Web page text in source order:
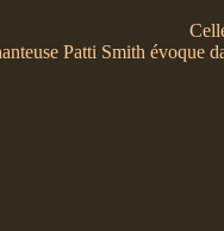
Patti Smith évoque